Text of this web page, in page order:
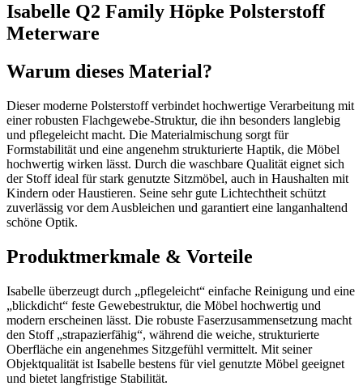
Isabelle Q2 Family Höpke Polsterstoff
Meterware
Warum dieses Material?
Dieser moderne Polsterstoff verbindet hochwertige Verarbeitung mit
einer robusten Flachgewebe-Struktur, die ihn besonders langlebig
und pflegeleicht macht. Die Materialmischung sorgt für
Formstabilität und eine angenehm strukturierte Haptik, die Möbel
hochwertig wirken lässt. Durch die waschbare Qualität eignet sich
der Stoff ideal für stark genutzte Sitzmöbel, auch in Haushalten mit
Kindern oder Haustieren. Seine sehr gute Lichtechtheit schützt
zuverlässig vor dem Ausbleichen und garantiert eine langanhaltend
schöne Optik.
Produktmerkmale & Vorteile
Isabelle überzeugt durch „pflegeleicht“ einfache Reinigung und eine
„blickdicht“ feste Gewebestruktur, die Möbel hochwertig und
modern erscheinen lässt. Die robuste Faserzusammensetzung macht
den Stoff „strapazierfähig“, während die weiche, strukturierte
Oberfläche ein angenehmes Sitzgefühl vermittelt. Mit seiner
Objektqualität ist Isabelle bestens für viel genutzte Möbel geeignet
und bietet langfristige Stabilität.